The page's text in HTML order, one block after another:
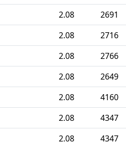
2.08 2691
2.08 2716
2.08 2766
2.08 2649
2.08 4160
2.08 4347
2.08 4347